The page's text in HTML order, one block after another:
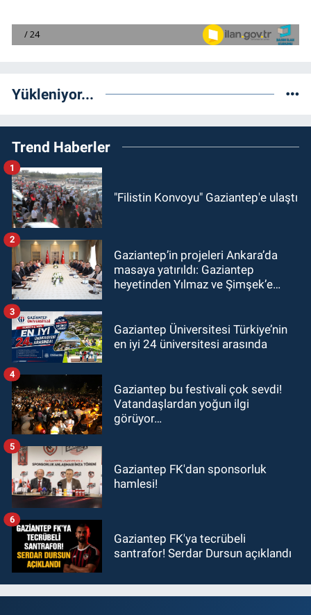
Yükleniyor...
Trend Haberler
"Filistin Konvoyu" Gaziantep'e ulaştı
1
Gaziantep’in projeleri Ankara’da
masaya yatırıldı: Gaziantep
heyetinden Yılmaz ve Şimşek’e
2
Gaziantep Üniversitesi Türkiye’nin
en iyi 24 üniversitesi arasında
3
Gaziantep bu festivali çok sevdi!
Vatandaşlardan yoğun ilgi
görüyor…
4
Gaziantep FK'dan sponsorluk
hamlesi!
5
Gaziantep FK'ya tecrübeli
santrafor! Serdar Dursun açıklandı
6